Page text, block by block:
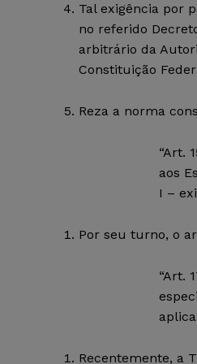
Tal exigência por
no referido
arbitrário da
Constituição
Reza a norma
“Art.
aos
I –
Por seu turno, o
“Art.
Recentemente, a